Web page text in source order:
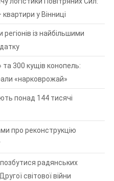
у Вінниці
із найбільшими
та 300 кущів конопель:
«нарковрожай»
понад 144 тисячі
про реконструкцію
радянських
світової війни